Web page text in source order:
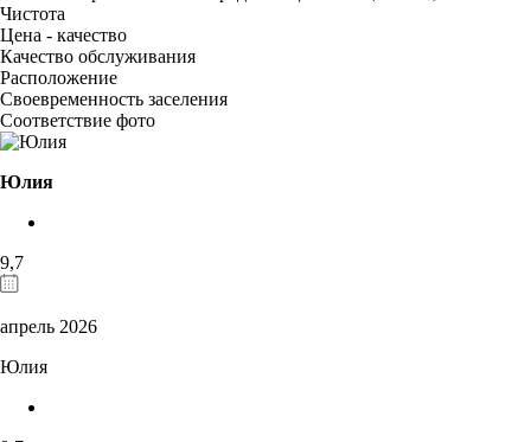
Чистота
Цена - качество
Качество обслуживания
Расположение
Своевременность заселения
Соответствие фото
Юлия
9,7
апрель 2026
Юлия